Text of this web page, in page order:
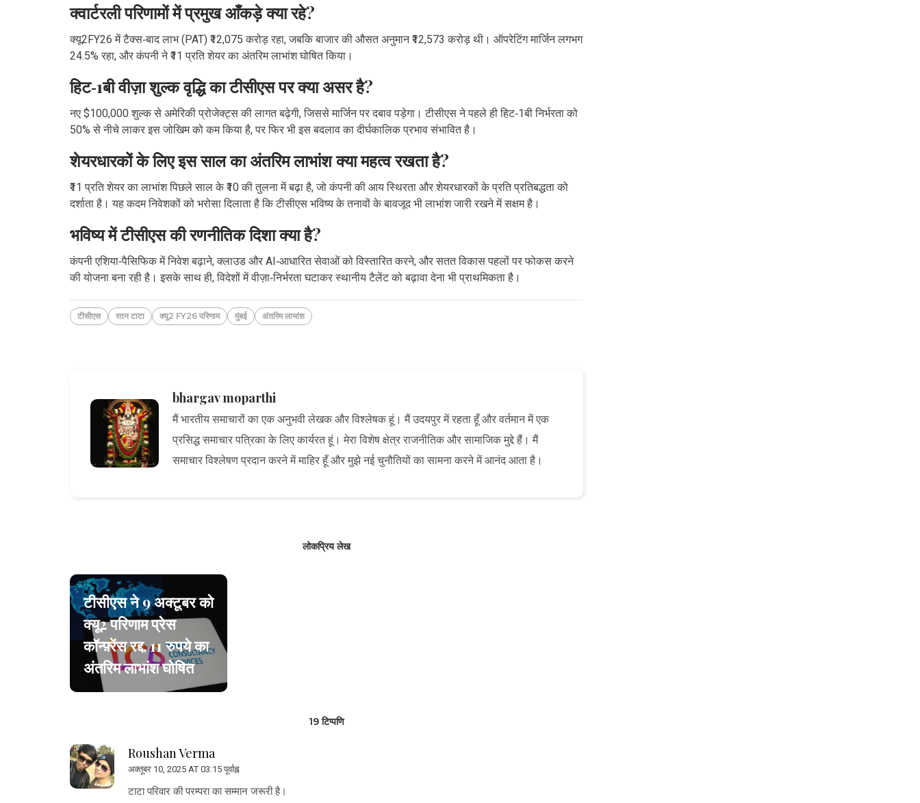
क्वार्टरली परिणामों में प्रमुख आँकड़े क्या रहे?
क्यू2FY26 में टैक्स‑बाद लाभ (PAT) ₹12,075 करोड़ रहा, जबकि बाजार की औसत अनुमान ₹12,573 करोड़ थी। ऑपरेटिंग मार्जिन लगभग
24.5% रहा, और कंपनी ने ₹11 प्रति शेयर का अंतरिम लाभांश घोषित किया।
हिट‑1बी वीज़ा शुल्क वृद्धि का टीसीएस पर क्या असर है?
नए $100,000 शुल्क से अमेरिकी प्रोजेक्ट्स की लागत बढ़ेगी, जिससे मार्जिन पर दबाव पड़ेगा। टीसीएस ने पहले ही हिट‑1बी निर्भरता को
50% से नीचे लाकर इस जोखिम को कम किया है, पर फिर भी इस बदलाव का दीर्घकालिक प्रभाव संभावित है।
शेयरधारकों के लिए इस साल का अंतरिम लाभांश क्या महत्व रखता है?
₹11 प्रति शेयर का लाभांश पिछले साल के ₹10 की तुलना में बढ़ा है, जो कंपनी की आय स्थिरता और शेयरधारकों के प्रति प्रतिबद्धता को
दर्शाता है। यह कदम निवेशकों को भरोसा दिलाता है कि टीसीएस भविष्य के तनावों के बावजूद भी लाभांश जारी रखने में सक्षम है।
भविष्य में टीसीएस की रणनीतिक दिशा क्या है?
कंपनी एशिया‑पैसिफिक में निवेश बढ़ाने, क्लाउड और AI‑आधारित सेवाओं को विस्तारित करने, और सतत विकास पहलों पर फोकस करने
की योजना बना रही है। इसके साथ ही, विदेशों में वीज़ा‑निर्भरता घटाकर स्थानीय टैलेंट को बढ़ावा देना भी प्राथमिकता है।
टीसीएस रतन टाटा क्यू2 FY26 परिणाम मुंबई अंतरिम लाभांश
bhargav moparthi
मैं भारतीय समाचारों का एक अनुभवी लेखक और विश्लेषक हूं। मैं उदयपुर में रहता हूँ और वर्तमान में एक
प्रसिद्ध समाचार पत्रिका के लिए कार्यरत हूं। मेरा विशेष क्षेत्र राजनीतिक और सामाजिक मुद्दे हैं। मैं
समाचार विश्लेषण प्रदान करने में माहिर हूँ और मुझे नई चुनौतियों का सामना करने में आनंद आता है।
लोकप्रिय लेख
टीसीएस ने 9 अक्टूबर को
क्यू2 परिणाम प्रेस
कॉन्फ़्रेंस रद्द, 11 रुपये का
अंतरिम लाभांश घोषित
19 टिप्पणि
Roushan Verma
अक्तूबर 10, 2025 AT 03:15 पूर्वाह्न
टाटा परिवार की परम्परा का सम्मान जरूरी है।